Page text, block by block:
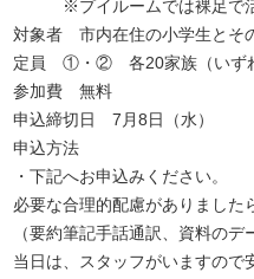
※プイルームでは裸足で活動
対象者 市内在住の小学生と
定員 ①・② 各20家族（いず
参加費 無料
申込締切日 7月8日（水）
申込方法
・下記へお申込みください。
必要な合理的配慮がありまし
（要約筆記手話通訳、資料の
当日は、スタッフがいますので